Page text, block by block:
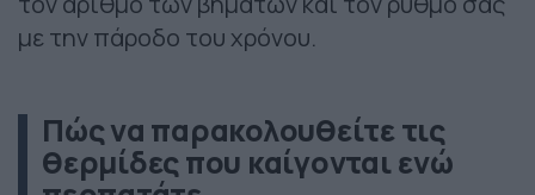
με την πάροδο του χρόνου.
Πώς να παρακολουθείτε τις
θερμίδες που καίγονται ενώ